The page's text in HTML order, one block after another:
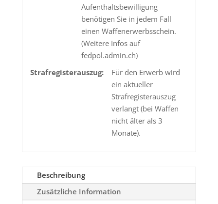
Aufenthaltsbewilligung
benötigen Sie in jedem Fall
einen Waffenerwerbsschein.
(Weitere Infos auf
fedpol.admin.ch)
Strafregisterauszug:
Für den Erwerb wird
ein aktueller
Strafregisterauszug
verlangt (bei Waffen
nicht älter als 3
Monate).
Beschreibung
Zusätzliche Information